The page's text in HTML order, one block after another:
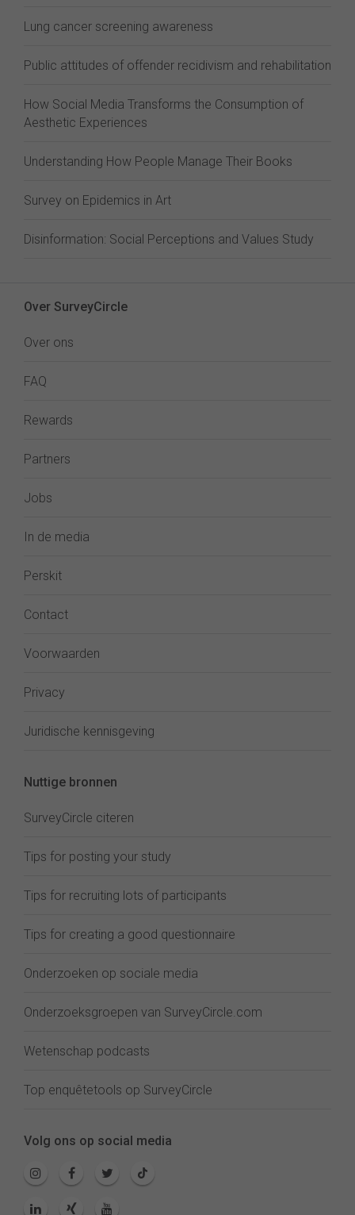
Lung cancer screening awareness
Public attitudes of offender recidivism and rehabilitation
How Social Media Transforms the Consumption of
Aesthetic Experiences
Understanding How People Manage Their Books
Survey on Epidemics in Art
Disinformation: Social Perceptions and Values Study
Over SurveyCircle
Over ons
FAQ
Rewards
Partners
Jobs
In de media
Perskit
Contact
Voorwaarden
Privacy
Juridische kennisgeving
Nuttige bronnen
SurveyCircle citeren
Tips for posting your study
Tips for recruiting lots of participants
Tips for creating a good questionnaire
Onderzoeken op sociale media
Onderzoeksgroepen van SurveyCircle.com
Wetenschap podcasts
Top enquêtetools op SurveyCircle
Volg ons op social media